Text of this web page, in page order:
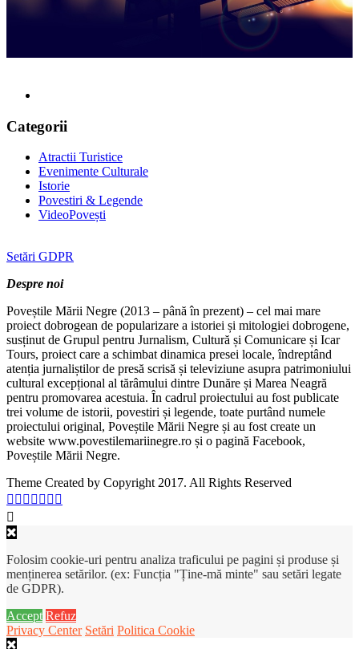
Categorii
Atractii Turistice
Evenimente Culturale
Istorie
Povestiri & Legende
VideoPovești
Setări GDPR
Despre noi
Poveștile Mării Negre (2013 – până în prezent) – cel mai mare
proiect dobrogean de popularizare a istoriei și mitologiei dobrogene,
susținut de Grupul pentru Jurnalism, Cultură și Comunicare și Icar
Tours, proiect care a schimbat dinamica presei locale, îndreptând
atenția jurnaliștilor de presă scrisă și televiziune asupra patrimoniului
cultural excepțional al tărâmului dintre Dunăre și Marea Neagră
pentru promovarea acestuia. În cadrul proiectului au fost publicate
trei volume de istorii, povestiri și legende, toate purtând numele
proiectului original, Poveștile Mării Negre și au fost create un
website www.povestilemariinegre.ro și o pagină Facebook,
Poveștile Mării Negre.
Theme Created by Copyright 2017. All Rights Reserved
Folosim cookie-uri pentru analiza traficului pe pagini și produse și
menținerea setărilor. (ex: Funcția "Ține-mă minte" sau setări legate
de GDPR).
Accept Refuz
Privacy Center Setări Politica Cookie